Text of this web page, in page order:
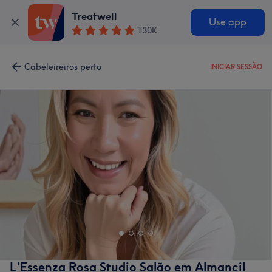
Treatwell
130K
Use app
Cabeleireiros perto INICIAR SESSÃO
L'Essenza Rosa Studio Salão em Almancil